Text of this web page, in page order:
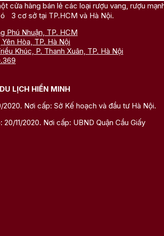
cửa hàng bán lẻ các loại rượu vang, rượu
3 cơ sở tại TP.HCM và Hà Nội.
Phú Nhuận, TP. HCM
Hòa, TP. Hà Nội
Khúc, P. Thanh Xuân, TP. Hà Nội
LỊCH HIỀN MINH
Nơi cấp: Sở Kế hoạch và đầu tư Hà Nội.
11/2020. Nơi cấp: UBND Quận Cầu Giấy